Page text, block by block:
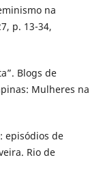
na
p. 13-34,
Blogs de
Mulheres na
episódios de
Rio de